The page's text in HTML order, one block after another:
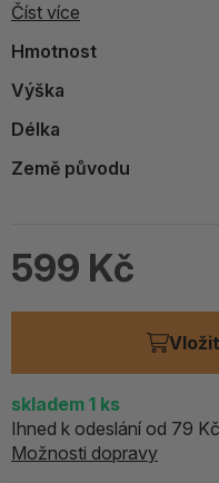
Číst více
Hmotnost
Výška
Délka
Země původu
599 Kč
skladem 1 ks
Ihned k odeslání od 79
Možnosti dopravy